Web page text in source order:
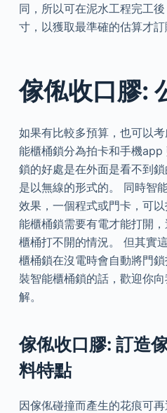
同，所以可在泥水工程完工
寸，以獲取最準確的估算才訂
傢俬收口膠:
如果有比較多預算，也可以
能櫃桶鎖分為拍卡和手機
鎖的好處是在外面是看不到
是以無線的形式的。 同時智
效果，一個程式或門卡，可
能櫃桶鎖需要有電才能打開
櫃桶打不開的情況。 但其實
櫃桶鎖在沒電時會自動將門
裝智能櫃桶鎖的話，歡迎你
解。
傢俬收口膠: 訂造
料特點
因傢俬碰撞而產生的花痕可